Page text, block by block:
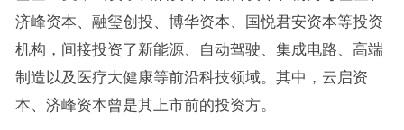
济峰资本、融玺创投、博华资本、国悦君安资本等投资
机构，间接投资了新能源、自动驾驶、集成电路、高端
制造以及医疗大健康等前沿科技领域。其中，云启资
本、济峰资本曾是其上市前的投资方。